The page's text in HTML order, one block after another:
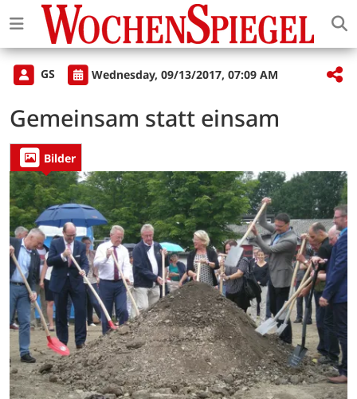
GS Wednesday, 09/13/2017, 07:09 AM
Gemeinsam statt einsam
Bilder